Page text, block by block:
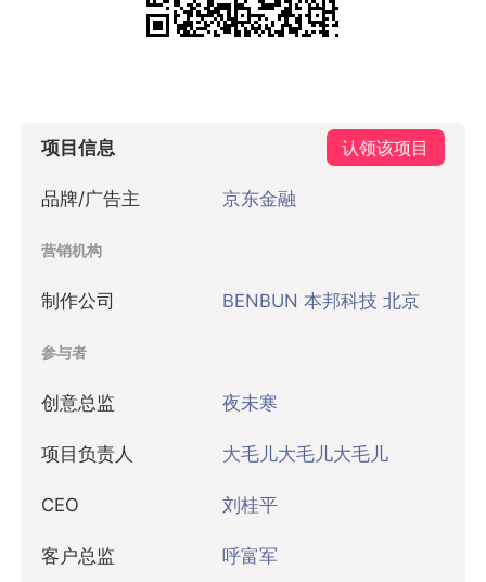
项目信息 认领该项目
品牌/广告主 京东金融
营销机构
制作公司 BENBUN 本邦科技 北京
参与者
创意总监 夜未寒
项目负责人 大毛儿大毛儿大毛儿
CEO 刘桂平
客户总监 呼富军